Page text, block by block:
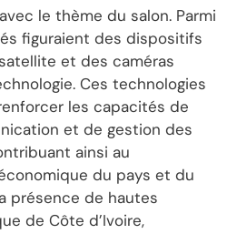
le thème du salon. Parmi
figuraient des dispositifs
et des caméras
Ces technologies
les capacités de
et de gestion des
ainsi au
du pays et du
présence de hautes
de Côte d’Ivoire,